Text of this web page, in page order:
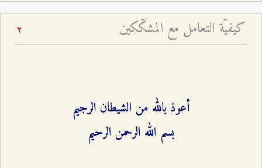
كيفيّة التعامل مع المشكّكين 2
أعوذ بالله من الشيطان الرجيم
بسم الله الرحمن الرحيم